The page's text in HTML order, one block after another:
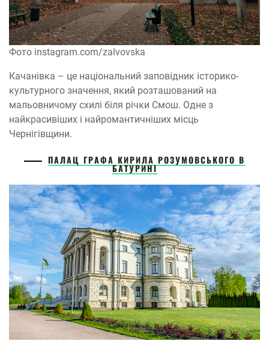
Фото instagram.com/zalvovska
Качанівка – це національний заповідник історико-
культурного значення, який розташований на
мальовничому схилі біля річки Смош. Одне з
найкрасивіших і найромантичніших місць
Чернігівщини.
ПАЛАЦ ГРАФА КИРИЛА РОЗУМОВСЬКОГО В
БАТУРИНІ